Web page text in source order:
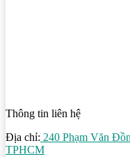
Thông tin liên hệ
Địa chỉ: 240 Phạm Văn
TPHCM